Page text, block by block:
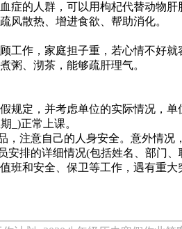
的人群，可以用枸杞代替动物
风散热、增进食欲、帮助消化。
工作，家庭担子重，若心情不好
粥、沏茶，能够疏肝理气。
规定，并考虑单位的实际情况，
_)正常上课。
注意自己的人身安全。意外情况
排的详细情况(包括姓名、部门
和安全、保卫等工作，遇有重